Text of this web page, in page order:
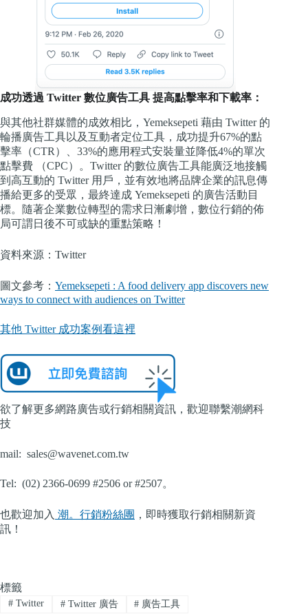
成功透過 Twitter 數位廣告工具 提高點擊率和下載率：
與其他社群媒體的成效相比，Yemeksepeti 藉由 Twitter 的
輪播廣告工具以及互動者定位工具，成功提升67%的點
擊率（CTR）、33%的應用程式安裝量並降低4%的單次
點擊費 （CPC）。Twitter 的數位廣告工具能廣泛地接觸
到高互動的 Twitter 用戶，並有效地將品牌企業的訊息傳
播給更多的受眾，最終達成 Yemeksepeti 的廣告活動目
標。隨著企業數位轉型的需求日漸劇增，數位行銷的佈
局可謂日後不可或缺的重點策略！
資料來源：Twitter
圖文參考： Yemeksepeti : A food delivery app discovers new
ways to connect with audiences on Twitter
其他 Twitter 成功案例看這裡
欲了解更多網路廣告或行銷相關資訊，歡迎聯繫潮網科
技
mail: sales@wavenet.com.tw
Tel: (02) 2366-0699 #2506 or #2507。
也歡迎加入 潮。行銷粉絲團 ，即時獲取行銷相關新資
訊！
標籤
#Twitter #Twitter 廣告 # 廣告工具